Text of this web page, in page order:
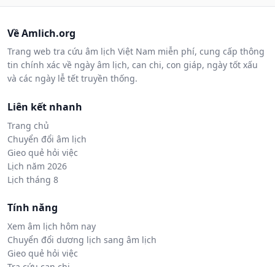
Về Amlich.org
Trang web tra cứu âm lịch Việt Nam miễn phí, cung cấp thông
tin chính xác về ngày âm lịch, can chi, con giáp, ngày tốt xấu
và các ngày lễ tết truyền thống.
Liên kết nhanh
Trang chủ
Chuyển đổi âm lịch
Gieo quẻ hỏi việc
Lịch năm 2026
Lịch tháng 8
Tính năng
Xem âm lịch hôm nay
Chuyển đổi dương lịch sang âm lịch
Gieo quẻ hỏi việc